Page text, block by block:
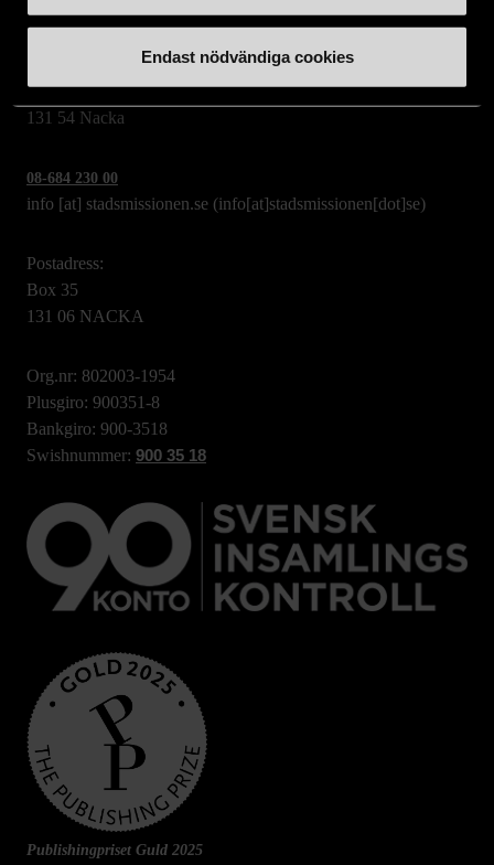
Endast nödvändiga cookies
Stockholms Stadsmission
Hesselmans Torg 14
131 54 Nacka
08-684 230 00
info [at] stadsmissionen.se (info[at]stadsmissionen[dot]se)
Postadress:
Box 35
131 06 NACKA
Org.nr: 802003-1954
Plusgiro: 900351-8
Bankgiro: 900-3518
Swishnummer: 900 35 18
Publishingpriset Guld 2025